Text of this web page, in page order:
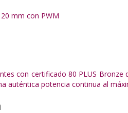
mm con PWM
con certificado 80 PLUS
auténtica potencia continua al